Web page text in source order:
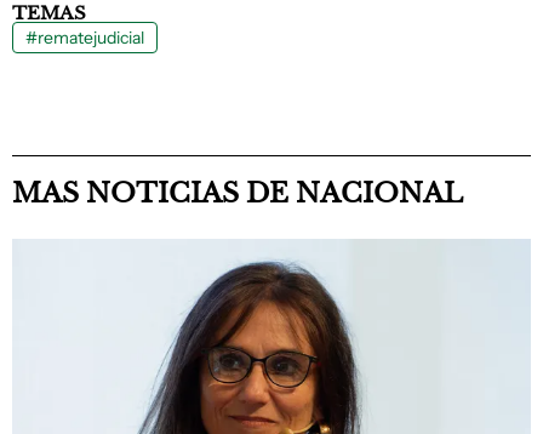
TEMAS
#rematejudicial
MAS NOTICIAS DE NACIONAL